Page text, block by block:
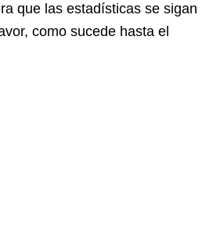
que las estadísticas se sigan
como sucede hasta el